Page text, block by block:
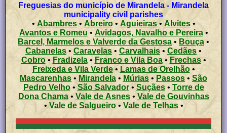
Freguesias do município de Mirandela - Mirandela
municipality civil parishes
• Abambres•Abreiro• Aguieiras• Alvites•
Avantos e Romeu •Avidagos, Navalho e Pereira•
Barcel, Marmelos e Valverde da Gestosa • Bouça •
Cabanelas• Caravelas• Carvalhais • Cedães •
Cobro• Fradizela• Franco e Vila Boa • Frechas•
Freixeda e Vila Verde• Lamas de Orelhão •
Mascarenhas • Mirandela • Múrias • Passos • São
Pedro Velho• São Salvador•Suçães• Torre de
Dona Chama • Vale de Asnes• Vale de Gouvinhas
•Vale de Salgueiro• Vale de Telhas•